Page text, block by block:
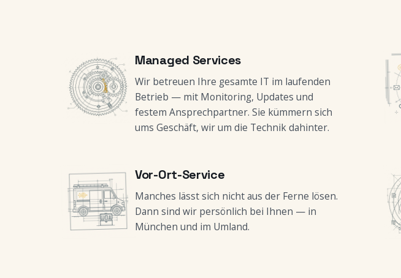
Managed Services
Wir betreuen Ihre gesamte IT im laufenden
Betrieb — mit Monitoring, Updates und
festem Ansprechpartner. Sie kümmern sich
ums Geschäft, wir um die Technik dahinter.
Vor-Ort-Service
Manches lässt sich nicht aus der Ferne lösen.
Dann sind wir persönlich bei Ihnen — in
München und im Umland.